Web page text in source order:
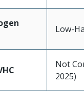
Low-
Not
2025)